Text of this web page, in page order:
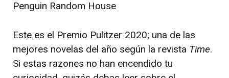
Penguin Random House
Este es el Premio Pulitzer 2020; una de las
mejores novelas del año según la revista Time.
Si estas razones no han encendido tu